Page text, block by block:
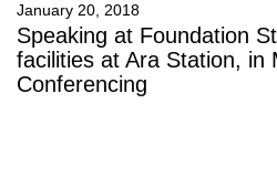
January 20, 2018
Speaking at Foundation
facilities at Ara Station, in
Conferencing